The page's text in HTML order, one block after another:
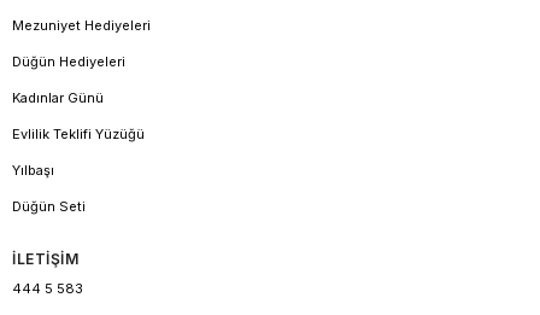
Mezuniyet Hediyeleri
Düğün Hediyeleri
Kadınlar Günü
Evlilik Teklifi Yüzüğü
Yılbaşı
Düğün Seti
İLETİŞİM
444 5 583